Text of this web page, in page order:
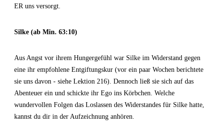
ER uns versorgt.
Silke (ab Min. 63:10)
Aus Angst vor ihrem Hungergefühl war Silke im Widerstand gegen
eine ihr empfohlene Entgiftungskur (vor ein paar Wochen berichtete
sie uns davon - siehe Lektion 216). Dennoch ließ sie sich auf das
Abenteuer ein und schickte ihr Ego ins Körbchen. Welche
wundervollen Folgen das Loslassen des Widerstandes für Silke hatte,
kannst du dir in der Aufzeichnung anhören.